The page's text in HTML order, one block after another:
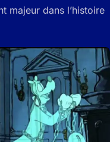
majeur dans l’histoire